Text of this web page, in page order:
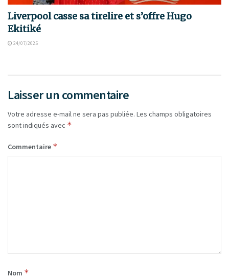
Liverpool casse sa tirelire et s’offre Hugo
Ekitiké
24/07/2025
Laisser un commentaire
Votre adresse e-mail ne sera pas publiée. Les champs obligatoires
sont indiqués avec *
Commentaire *
Nom *